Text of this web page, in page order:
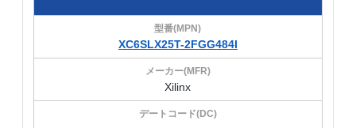
XC6SLX25T-2FGG484I
Xilinx